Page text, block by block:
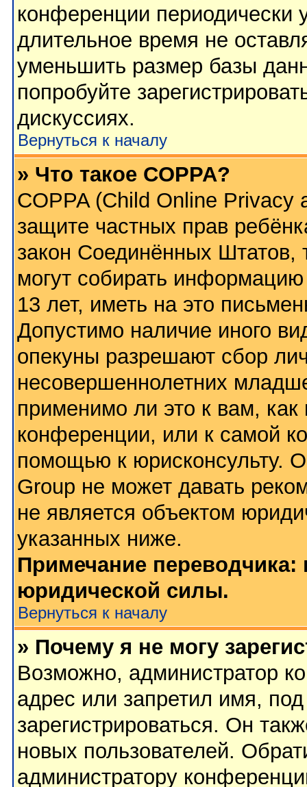
конференции периодически
длительное время не
уменьшить размер базы
попробуйте
дискуссиях.
Вернуться к началу
» Что такое COPPA?
COPPA (Child Online Privacy
защите частных прав
закон Соединённых Штатов,
могут собирать
13 лет, иметь на это
Допустимо наличие иного
опекуны разрешают сбор
несовершеннолетних
применимо ли это к вам,
конференции, или к самой
помощью к юрисконсульту.
Group не может давать
не является объектом
указанных ниже.
Примечание
юридической силы.
Вернуться к началу
» Почему я не могу
Возможно, администратор
адрес или запретил имя,
зарегистрироваться. Он
новых пользователей.
администратору